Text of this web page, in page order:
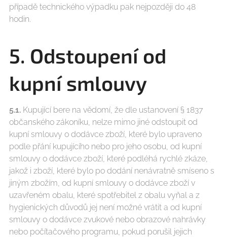
případě technického výpadku pak nejpozději do 48
hodin.
5. Odstoupení od
kupní smlouvy
5.1. Kupující bere na vědomí, že dle ustanovení § 1837
občanského zákoníku, nelze mimo jiné odstoupit od
kupní smlouvy o dodávce zboží, které bylo upraveno
podle přání kupujícího nebo pro jeho osobu, od kupní
smlouvy o dodávce zboží, které podléhá rychlé zkáze,
jakož i zboží, které bylo po dodání nenávratně smíseno s
jiným zbožím, od kupní smlouvy o dodávce zboží v
uzavřeném obalu, které spotřebitel z obalu vyňal a z
hygienických důvodů jej není možné vrátit a od kupní
smlouvy o dodávce zvukové nebo obrazové nahrávky
nebo počítačového programu, pokud porušil jejich